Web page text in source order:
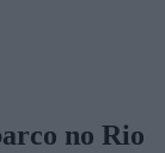
no Rio